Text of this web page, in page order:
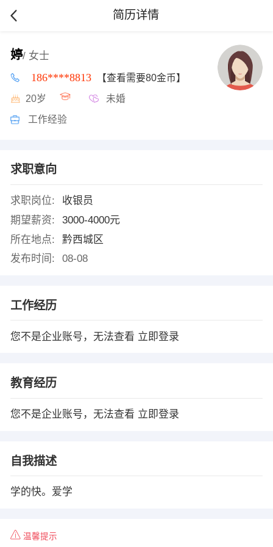
简历详情
婷/ 女士
186****8813 【查看需要80金币】
20岁 未婚
工作经验
求职意向
求职岗位:
收银员
期望薪资:
3000-4000元
所在地点:
黔西城区
发布时间:
08-08
工作经历
您不是企业账号，无法查看 立即登录
教育经历
您不是企业账号，无法查看 立即登录
自我描述
学的快。爱学
温馨提示